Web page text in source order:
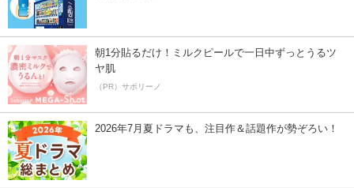
朝1分貼るだけ！ミルクピールで一日中ずっとうるツ
ヤ肌
（PR）サボリーノ
2026年7月夏ドラマも、注目作＆話題作が勢ぞろい！